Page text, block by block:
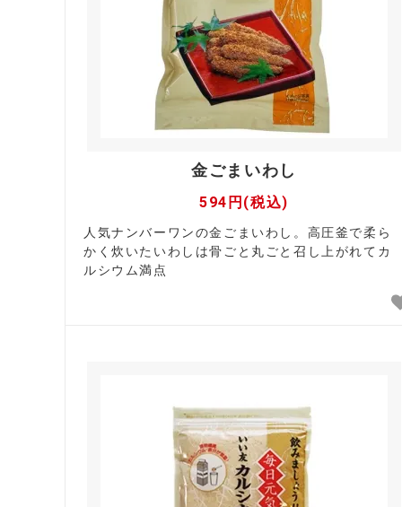
金ごまいわし
594円(税込)
人気ナンバーワンの金ごまいわし。高圧釜で柔ら
かく炊いたいわしは骨ごと丸ごと召し上がれてカ
ルシウム満点